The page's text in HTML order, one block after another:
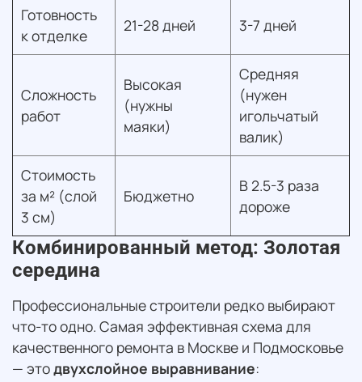
Готовность
к отделке
21-28 дней 3-7 дней
Сложность
работ
Высокая
(нужны
маяки)
Средняя
(нужен
игольчатый
валик)
Стоимость
за м² (слой
3 см)
Бюджетно
В 2.5-3 раза
дороже
Комбинированный метод: Золотая
середина
Профессиональные строители редко выбирают
что-то одно. Самая эффективная схема для
качественного ремонта в Москве и Подмосковье
— этодвухслойное выравнивание: